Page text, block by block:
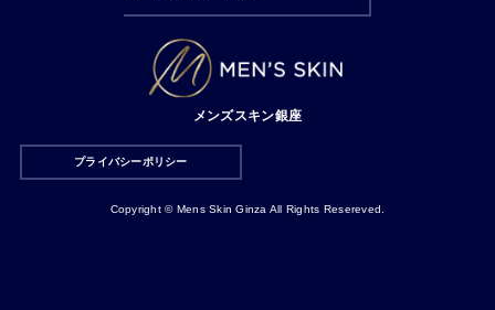
メンズスキン銀座
プライバシーポリシー
Copyright © Mens Skin Ginza All Rights Resereved.